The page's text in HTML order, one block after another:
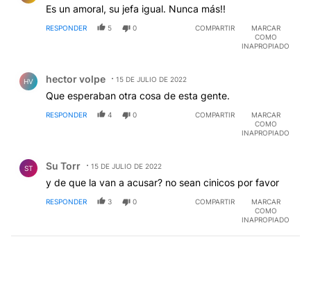
Es un amoral, su jefa igual. Nunca más!!
RESPONDER 5 0 COMPARTIR
MARCAR
COMO
INAPROPIADO
HV hector volpe 15 DE JULIO DE 2022
Que esperaban otra cosa de esta gente.
RESPONDER 4 0 COMPARTIR
MARCAR
COMO
INAPROPIADO
ST Su Torr 15 DE JULIO DE 2022
y de que la van a acusar? no sean cinicos por favor
RESPONDER 3 0 COMPARTIR
MARCAR
COMO
INAPROPIADO